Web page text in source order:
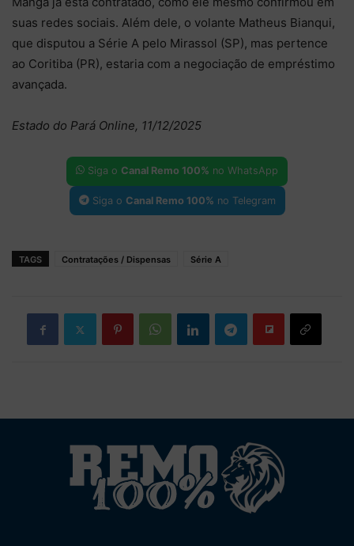
suas redes sociais. Além dele, o volante Matheus Bianqui,
que disputou a Série A pelo Mirassol (SP), mas pertence
ao Coritiba (PR), estaria com a negociação de empréstimo
avançada.
Estado do Pará Online, 11/12/2025
Siga o Canal Remo 100% no WhatsApp
Siga o Canal Remo 100% no Telegram
TAGS Contratações / Dispensas Série A